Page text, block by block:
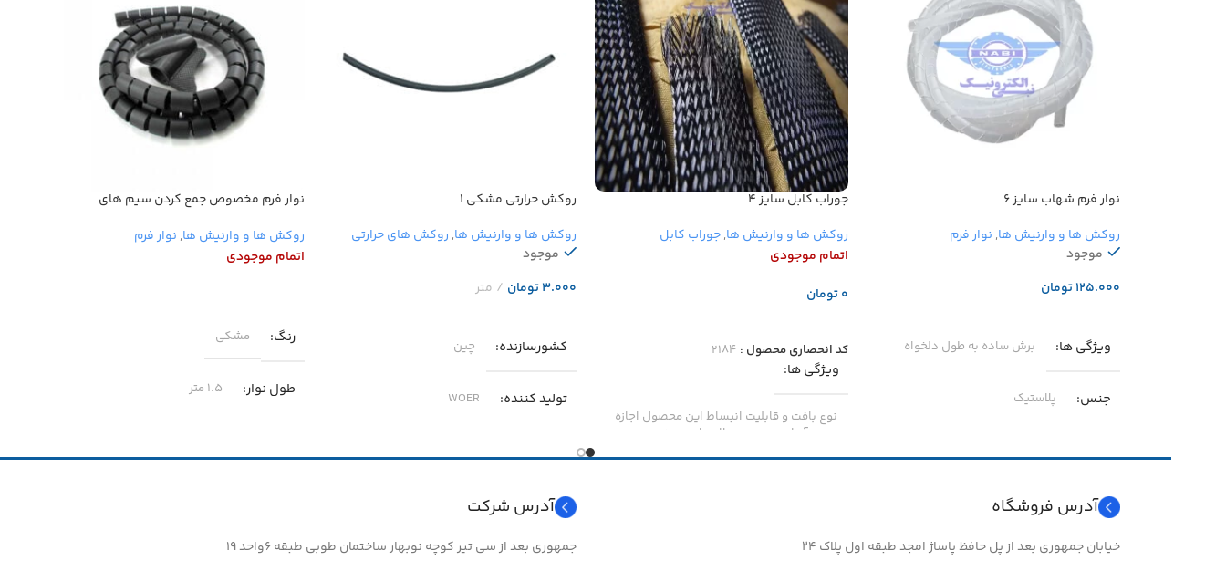
نوار فرم شهاب سایز ۶
روکش ها و وارنیش ها, نوار فرم
موجود
تومان
ویژگی ها برش ساده به طول دلخواه
جنس پلاستیک
جوراب کابل سایز ۴
روکش ها و وارنیش ها,جوراب کابل
اتمام موجودی
تومان
کد انحصاری محصول : ۲۱۸۴
ویژگی ها
نوع بافت و قابلیت انبساط این محصول اجازه
نصب آسان روی محصولات را می دهد.
روکش حرارتی مشکی ۱
روکش ها و وارنیش ها, روکش های حرارتی
موجود
تومان
کشورسازنده چین
تولید کننده WOER
دمای مجاز
۴۵- درجه تا ۱۲۵+ درجه سانتی گراد
نوار فرم مخصوص جمع کردن سیم های
روکش ها و وارنیش ها, نوار فرم
اتمام موجودی
رنگ مشکی
طول نوار ۱.۵ متر
آدرس فروشگاه
خیابان جمهوری بعد از پل حافظ پاساژ امجد طبقه اول پلاک ۲۴
آدرس شرکت
جمهوری بعد از سی تیر کوچه نوبهار ساختمان طوبی طبقه ۶واحد ۱۹